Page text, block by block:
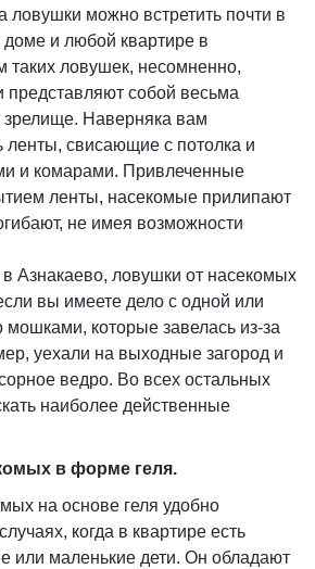
ловушки можно встретить почти в
и любой квартире в
таких ловушек, несомненно,
представляют собой весьма
зрелище. Наверняка вам
ленты, свисающие с потолка и
и комарами. Привлеченные
ленты, насекомые прилипают
не имея возможности
Азнакаево, ловушки от насекомых
вы имеете дело с одной или
которые завелась из-за
уехали на выходные загород и
ведро. Во всех остальных
наиболее действенные
в форме геля.
на основе геля удобно
когда в квартире есть
или маленькие дети. Он обладают